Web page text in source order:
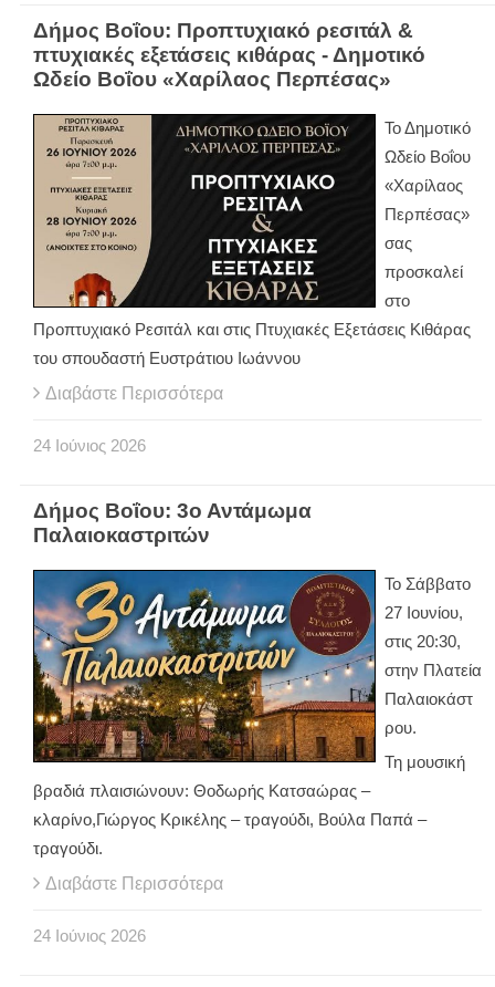
Δήμος Βοΐου: Προπτυχιακό ρεσιτάλ &
πτυχιακές εξετάσεις κιθάρας - Δημοτικό
Ωδείο Βοΐου «Χαρίλαος Περπέσας»
Το Δημοτικό
Ωδείο Βοΐου
«Χαρίλαος
Περπέσας»
σας
προσκαλεί
στο
Προπτυχιακό Ρεσιτάλ και στις Πτυχιακές Εξετάσεις Κιθάρας
του σπουδαστή Ευστράτιου Ιωάννου
Διαβάστε Περισσότερα
24 Ιούνιος 2026
Δήμος Βοΐου: 3ο Αντάμωμα
Παλαιοκαστριτών
Το Σάββατο
27 Ιουνίου,
στις 20:30,
στην Πλατεία
Παλαιοκάστ
ρου.
Τη μουσική
βραδιά πλαισιώνουν: Θοδωρής Κατσαώρας –
κλαρίνο,Γιώργος Κρικέλης – τραγούδι, Βούλα Παπά –
τραγούδι.
Διαβάστε Περισσότερα
24 Ιούνιος 2026